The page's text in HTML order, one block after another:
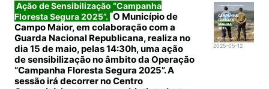
Ação de Sensibilização “Campanha
Floresta Segura 2025”. O Município de
Campo Maior, em colaboração com a
Guarda Nacional Republicana, realiza no
dia 15 de maio, pelas 14:30h, uma ação
de sensibilização no âmbito da Operação
“Campanha Floresta Segura 2025”. A
sessão irá decorrer no Centro
2025-05-12